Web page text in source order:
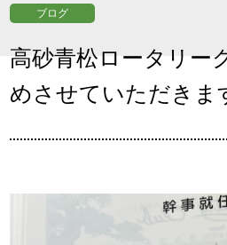
ブログ
高砂青松ロータリー
めさせていただきま